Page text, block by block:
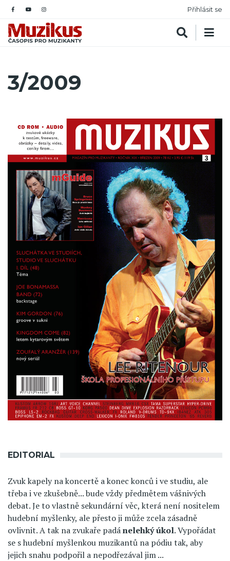
Přihlásit se
3/2009
EDITORIAL
Zvuk kapely na koncertě a konec konců i ve studiu, ale
třeba i ve zkušebně... bude vždy předmětem vášnivých
debat. Je to vlastně sekundární věc, která není nositelem
hudební myšlenky, ale přesto ji může zcela zásadně
ovlivnit. A tak na zvukaře padánelehký úkol. Vypořádat
se s hudební myšlenkou muzikantů na pódiu tak, aby
jejich snahu podpořil a nepodřezával jim ...